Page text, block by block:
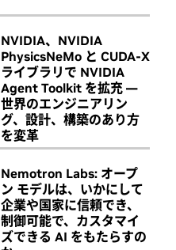
NVIDIA、NVIDIA
PhysicsNeMo と CUDA-X
ライブラリで NVIDIA
Agent Toolkit を拡充 ―
世界のエンジニアリン
グ、設計、構築のあり方
を変革
Nemotron Labs: オープ
ン モデルは、いかにして
企業や国家に信頼でき、
制御可能で、カスタマイ
ズできる AI をもたらすの